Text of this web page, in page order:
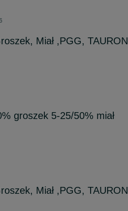
Miał ,PGG, TAURON
groszek 5-25/50% miał
Miał ,PGG, TAURON